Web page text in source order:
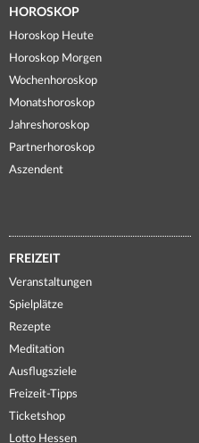
HOROSKOP
Horoskop Heute
Horoskop Morgen
Wochenhoroskop
Monatshoroskop
Jahreshoroskop
Partnerhoroskop
Aszendent
FREIZEIT
Veranstaltungen
Spielplätze
Rezepte
Meditation
Ausflugsziele
Freizeit-Tipps
Ticketshop
Lotto Hessen